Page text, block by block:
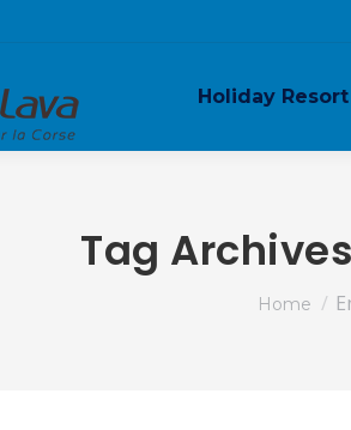
Holiday Resort
Tag
You are
Home